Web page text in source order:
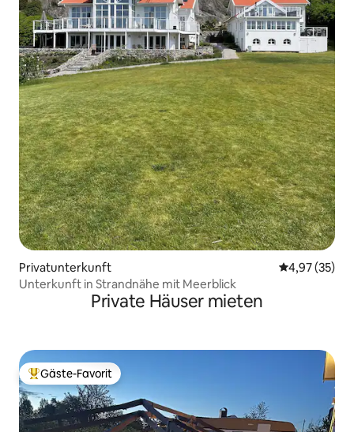
Privatunterkunft
4,97 (35)
Unterkunft in Strandnähe mit Meerblick
Private Häuser mieten
Beliebter Gäste-Favorit.
Gäste-Favorit